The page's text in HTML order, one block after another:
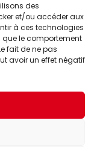
des
et/ou accéder aux
à ces technologies
que le comportement
fait de ne pas
avoir un effet négatif